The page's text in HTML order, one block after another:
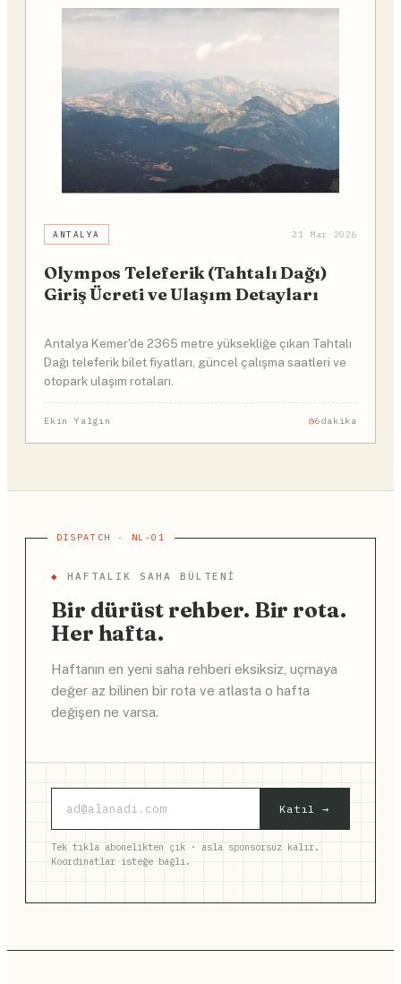
ANTALYA 21 Mar 2026
Olympos Teleferik (Tahtalı Dağı)
Giriş Ücreti ve Ulaşım Detayları
Antalya Kemer'de 2365 metre yüksekliğe çıkan Tahtalı
Dağı teleferik bilet fiyatları, güncel çalışma saatleri ve
otopark ulaşım rotaları.
Ekin Yalgın 6dakika
◆ HAFTALIK SAHA BÜLTENI
Bir dürüst rehber. Bir rota.
Her hafta.
Haftanın en yeni saha rehberi eksiksiz, uçmaya
değer az bilinen bir rota ve atlasta o hafta
değişen ne varsa.
Katıl →
Tek tıkla abonelikten çık · asla sponsorsuz kalır.
Koordinatlar isteğe bağlı.